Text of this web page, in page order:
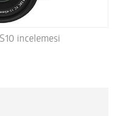
incelemesi